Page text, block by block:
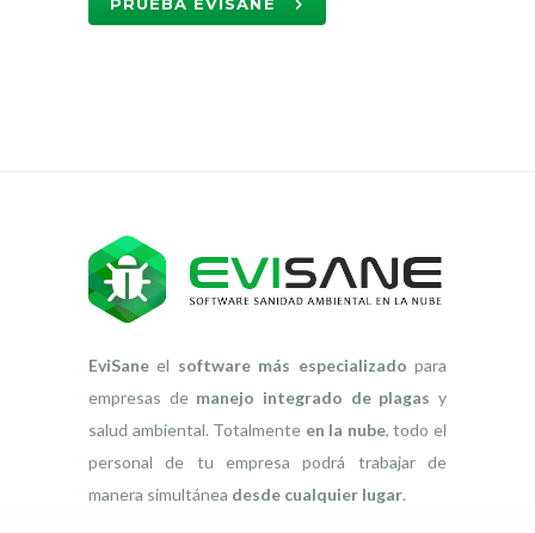
EviSane el software más especializado para
empresas de manejo integrado de plagas y
salud ambiental. Totalmente en la nube, todo el
personal de tu empresa podrá trabajar de
manera simultánea desde cualquier lugar.